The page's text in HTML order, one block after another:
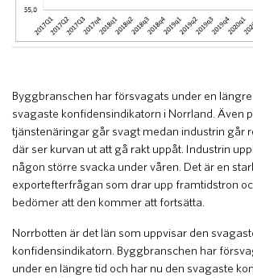
Byggbranschen har försvagats under en
svagaste konfidensindikatorn i Norrland. Även
tjänstenäringar går svagt medan industrin går
där ser kurvan ut att gå rakt uppåt. Industrin
någon större svacka under våren. Det är en
exportefterfrågan som drar upp framtidstron
bedömer att den kommer att fortsätta.
Norrbotten är det län som uppvisar den
konfidensindikatorn. Byggbranschen har
under en längre tid och har nu den svagaste